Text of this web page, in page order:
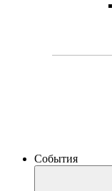
События